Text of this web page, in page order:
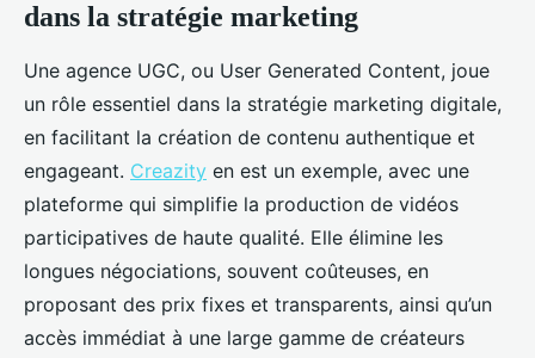
dans la stratégie marketing
Une agence UGC, ou User Generated Content, joue
un rôle essentiel dans la stratégie marketing digitale,
en facilitant la création de contenu authentique et
engageant. Creazity en est un exemple, avec une
plateforme qui simplifie la production de vidéos
participatives de haute qualité. Elle élimine les
longues négociations, souvent coûteuses, en
proposant des prix fixes et transparents, ainsi qu’un
accès immédiat à une large gamme de créateurs